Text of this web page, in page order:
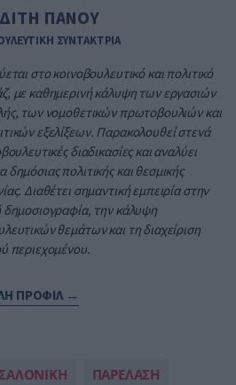
ΠΑΝΟΥ
ΣΥΝΤΑΚΤΡΙΑ
στο κοινοβουλευτικό και πολιτικό
με καθημερινή κάλυψη των εργασιών
των νομοθετικών πρωτοβουλιών και
εξελίξεων. Παρακολουθεί στενά
διαδικασίες και αναλύει
δημόσιας πολιτικής και θεσμικής
Διαθέτει σημαντική εμπειρία στην
δημοσιογραφία, την κάλυψη
θεμάτων και τη διαχείριση
περιεχομένου.
ΠΡΟΦΙΛ →
ΠΑΡΕΛΑΣΗ